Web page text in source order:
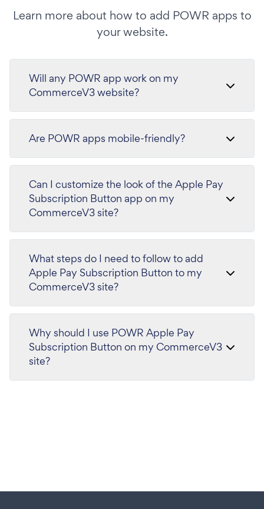
Learn more about how to add POWR apps to
your website.
Will any POWR app work on my
CommerceV3 website?
Are POWR apps mobile-friendly?
Can I customize the look of the Apple Pay
Subscription Button app on my
CommerceV3 site?
What steps do I need to follow to add
Apple Pay Subscription Button to my
CommerceV3 site?
Why should I use POWR Apple Pay
Subscription Button on my CommerceV3
site?